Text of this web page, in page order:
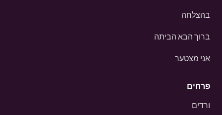
בהצלחה
ברוך הבא הביתה
אני מצטער
פרחים
ורדים